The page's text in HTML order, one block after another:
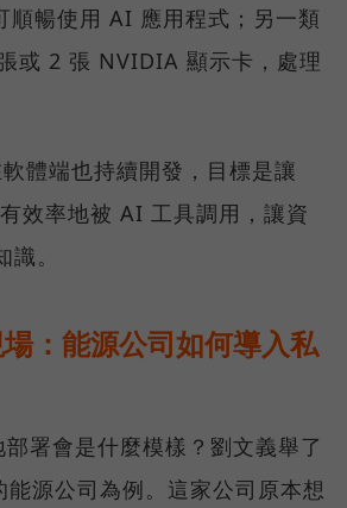
順暢使用 AI 應用程式；另一類
或 2 張 NVIDIA 顯示卡，處理
體端也持續開發，目標是讓
效率地被 AI 工具調用，讓資
。
：能源公司如何導入私
署會是什麼模樣？劉文義舉了
源公司為例。這家公司原本想